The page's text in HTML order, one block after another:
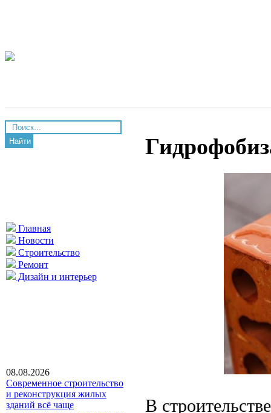
Найти
Главная
Новости
Строительство
Ремонт
Дизайн и интерьер
08.08.2026
Современное строительство
и реконструкция жилых
зданий всё чаще
В